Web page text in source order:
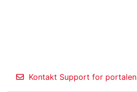
Kontakt Support for portalen